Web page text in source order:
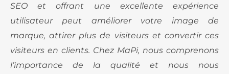
SEO et offrant une excellente expérience
utilisateur peut améliorer votre image de
marque, attirer plus de visiteurs et convertir ces
visiteurs en clients. Chez MaPi, nous comprenons
l’importance de la qualité et nous nous